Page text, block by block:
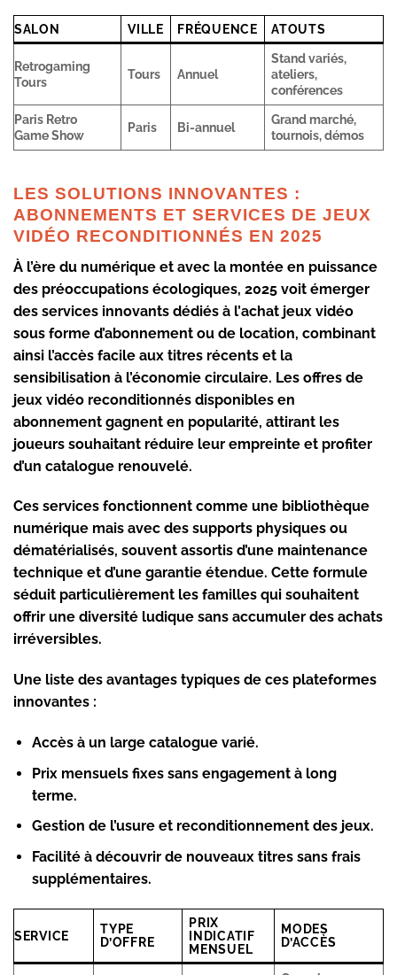
SALON VILLE FRÉQUENCE ATOUTS
Retrogaming
Tours
Tours Annuel
Stand variés,
ateliers,
conférences
Paris Retro
Game Show
Paris Bi-annuel
Grand marché,
tournois, démos
LES SOLUTIONS INNOVANTES :
ABONNEMENTS ET SERVICES DE JEUX
VIDÉO RECONDITIONNÉS EN 2025
À l’ère du numérique et avec la montée en puissance
des préoccupations écologiques, 2025 voit émerger
des services innovants dédiés à l’achat jeux vidéo
sous forme d’abonnement ou de location, combinant
ainsi l’accès facile aux titres récents et la
sensibilisation à l’économie circulaire. Les offres de
jeux vidéo reconditionnés disponibles en
abonnement gagnent en popularité, attirant les
joueurs souhaitant réduire leur empreinte et profiter
d’un catalogue renouvelé.
Ces services fonctionnent comme une bibliothèque
numérique mais avec des supports physiques ou
dématérialisés, souvent assortis d’une maintenance
technique et d’une garantie étendue. Cette formule
séduit particulièrement les familles qui souhaitent
offrir une diversité ludique sans accumuler des achats
irréversibles.
Une liste des avantages typiques de ces plateformes
innovantes :
Accès à un large catalogue varié.
Prix mensuels fixes sans engagement à long
terme.
Gestion de l’usure et reconditionnement des jeux.
Facilité à découvrir de nouveaux titres sans frais
supplémentaires.
SERVICE
TYPE
D’OFFRE
PRIX
INDICATIF
MENSUEL
MODES
D’ACCÈS